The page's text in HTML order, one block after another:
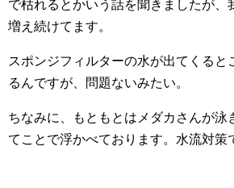
で枯れるとかいう話を聞きましたが、
増え続けてます。
スポンジフィルターの水が出てくると
るんですが、問題ないみたい。
ちなみに、もともとはメダカさんが泳
てことで浮かべております。水流対策